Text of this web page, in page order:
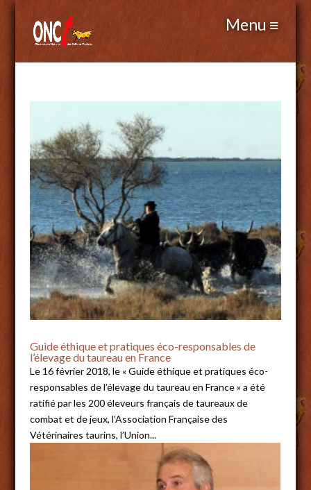
Guide éthique et pratiques éco-responsables de
l’élevage du taureau en France
Le 16 février 2018, le « Guide éthique et pratiques éco-
responsables de l’élevage du taureau en France » a été
ratifié par les 200 éleveurs français de taureaux de
combat et de jeux, l’Association Française des
Vétérinaires taurins, l’Union...